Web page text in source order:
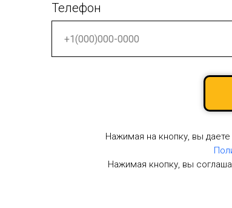
Телефон
Нажимая на кнопку, вы
Нажимая кнопку, вы